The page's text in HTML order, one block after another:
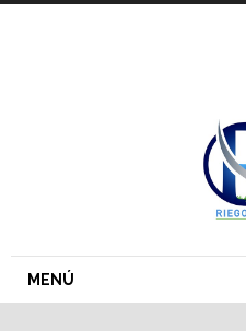
MENÚ